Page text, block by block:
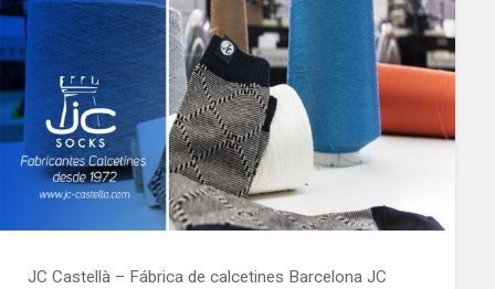
JC Castellà – Fábrica de calcetines Barcelona JC